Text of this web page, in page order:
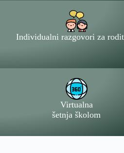
Individualni razgovori za
Virtualna
šetnja školom